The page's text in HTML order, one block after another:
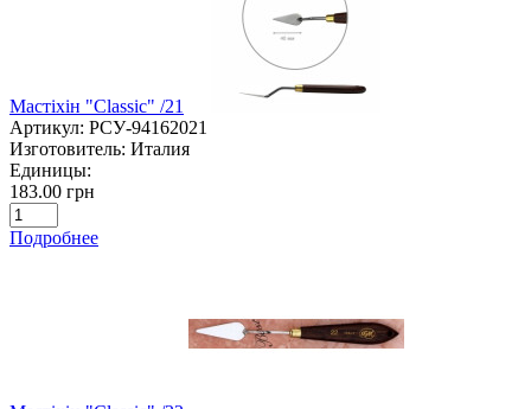
Мастіхін "Classic" /21
Артикул: РСУ-94162021
Изготовитель: Италия
Единицы:
183.00 грн
Подробнее